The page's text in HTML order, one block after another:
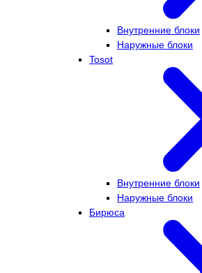
Внутренние блоки
Наружные блоки
Tosot
Внутренние блоки
Наружные блоки
Бирюса